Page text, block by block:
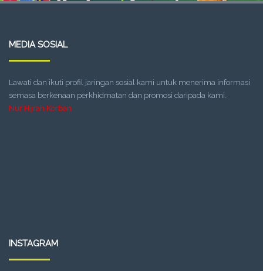
MEDIA SOSIAL
Lawati dan ikuti profil jaringan sosial kami untuk menerima informasi
semasa berkenaan perkhidmatan dan promosi daripada kami.
Nur Hijrah Korban
INSTAGRAM